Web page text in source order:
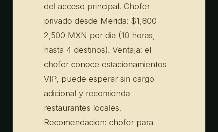
del acceso principal. Chofer
privado desde Merida: $1,800-
2,500 MXN por dia (10 horas,
hasta 4 destinos). Ventaja: el
chofer conoce estacionamientos
VIP, puede esperar sin cargo
adicional y recomienda
restaurantes locales.
Recomendacion: chofer para